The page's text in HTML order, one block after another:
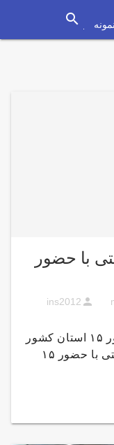
search
با حضور
person
ins2012
برپایی نمایشگاه صنایع دستی با حضور ۱۵ استان کشور
در اردبیل برپایی نمایشگاه صنایع دستی با حضور ۱۵